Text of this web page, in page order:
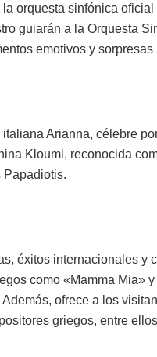
orquesta sinfónica
guiarán a la Orquesta
emotivos y
Arianna, célebre
Kloumi, reconocida
Papadiotis.
éxitos internacionales y
como «Mamma Mia»
ofrece a los
griegos, entre